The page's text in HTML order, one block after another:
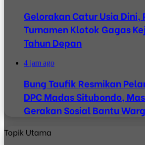
Gelorakan Catur Usia Dini,
Turnamen Klotok Gagas
Tahun Depan
4 jam ago
Bung Taufik Resmikan
DPC Madas Situbondo,
Gerakan Sosial Bantu
Topik Utama